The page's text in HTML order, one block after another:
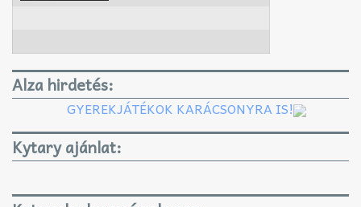
Alza hirdetés:
GYEREKJÁTÉKOK KARÁCSONYRA IS!
Kytary ajánlat: